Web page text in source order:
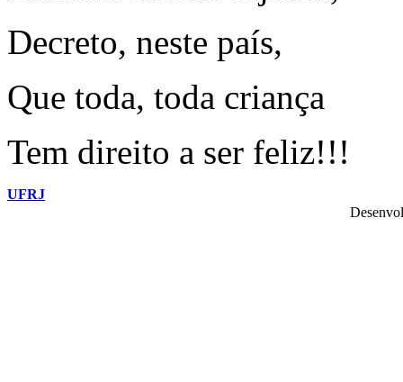
Decreto, neste país,
Que toda, toda criança
Tem direito a ser feliz!!!
UFRJ